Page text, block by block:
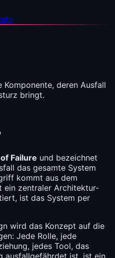
deren Ausfall
bringt.
Failure und bezeichnet
das gesamte System
kommt aus dem
ein zentraler Architektur-
ist das System per
wird das Konzept auf die
Jede Rolle, jede
jedes Tool, das
ausfallgefährdet ist, ist ein